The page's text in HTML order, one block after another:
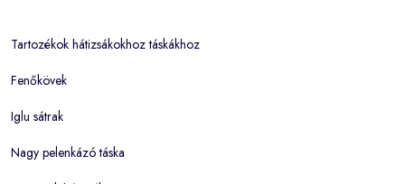
Tartozékok hátizsákokhoz táskákhoz
Fenőkövek
Iglu sátrak
Nagy pelenkázó táska